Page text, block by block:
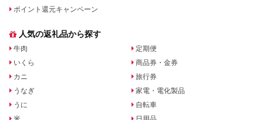
ポイント還元キャンペーン
人気の返礼品から探す
牛肉
いくら
カニ
うなぎ
うに
定期便
商品券・金券
旅行券
家電・電化製品
自転車